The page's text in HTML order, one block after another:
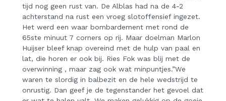
tijd nog geen rust van. De Alblas had na de 4-2
achterstand na rust een vroeg slotoffensief ingezet.
Het werd een waar bombardement met rond de
65ste minuut 7 corners op rij. Maar doelman Marlon
Huijser bleef knap overeind met de hulp van paal en
lat, die horen er ook bij. Ries Fok was blij met de
overwinning , maar zag ook wat minpuntjes.”We
waren te slordig in balbezit en de hele wedstrijd te
onrustig. Dan geef je de tegenstander het gevoel dat